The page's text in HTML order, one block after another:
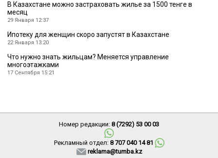
В Казахстане можно застраховать жилье за 1500 тенге в
месяц
29 Января 12:37
Ипотеку для женщин скоро запустят в Казахстане
22 Января 13:20
Что нужно знать жильцам? Меняется управление
многоэтажками
17 Сентября 15:21
Номер редакции: 8 (7292) 53 00 03
Рекламный отдел: 8 707 040 14 81
reklama@tumba.kz